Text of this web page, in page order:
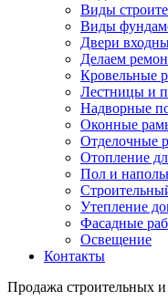
Виды
Виды
Двери
Делаем
Кровельные
Лестницы и
Надворные
Оконные
Отделочные
Отопление
Пол и
Утепление
Фасадные
Освещение
Контакты
Продажа строительных